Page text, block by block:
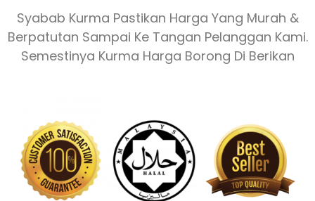
Syabab Kurma Pastikan Harga Yang Murah &
Berpatutan Sampai Ke Tangan Pelanggan Kami.
Semestinya Kurma Harga Borong Di Berikan